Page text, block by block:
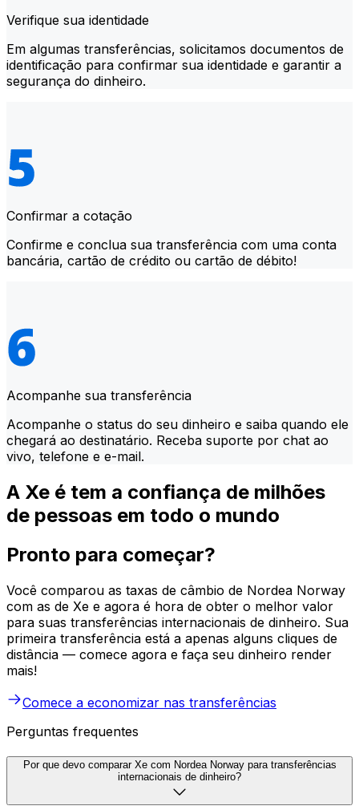
Verifique sua identidade
Em algumas transferências, solicitamos documentos de
identificação para confirmar sua identidade e garantir a
segurança do dinheiro.
Confirmar a cotação
Confirme e conclua sua transferência com uma conta
bancária, cartão de crédito ou cartão de débito!
Acompanhe sua transferência
Acompanhe o status do seu dinheiro e saiba quando ele
chegará ao destinatário. Receba suporte por chat ao
vivo, telefone e e-mail.
A Xe é tem a confiança de milhões
de pessoas em todo o mundo
Pronto para começar?
Você comparou as taxas de câmbio de Nordea Norway
com as de Xe e agora é hora de obter o melhor valor
para suas transferências internacionais de dinheiro. Sua
primeira transferência está a apenas alguns cliques de
distância — comece agora e faça seu dinheiro render
mais!
Comece a economizar nas transferências
Perguntas frequentes
Por que devo comparar Xe com Nordea Norway para transferências
internacionais de dinheiro?